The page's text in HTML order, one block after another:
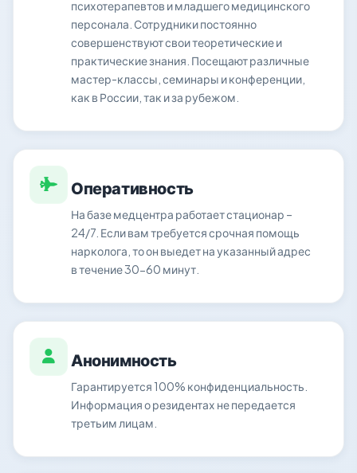
психотерапевтов и младшего медицинского
персонала. Сотрудники постоянно
совершенствуют свои теоретические и
практические знания. Посещают различные
мастер-классы, семинары и конференции,
как в России, так и за рубежом.
Оперативность
На базе медцентра работает стационар –
24/7. Если вам требуется срочная помощь
нарколога, то он выедет на указанный адрес
в течение 30-60 минут.
Анонимность
Гарантируется 100% конфиденциальность.
Информация о резидентах не передается
третьим лицам.